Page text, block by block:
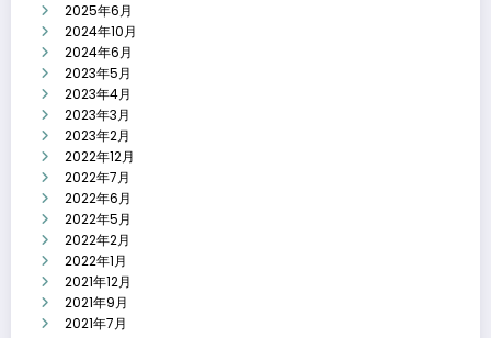
2025年6月
2024年10月
2024年6月
2023年5月
2023年4月
2023年3月
2023年2月
2022年12月
2022年7月
2022年6月
2022年5月
2022年2月
2022年1月
2021年12月
2021年9月
2021年7月